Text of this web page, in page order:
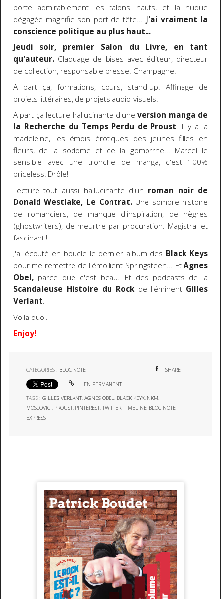
porte admirablement les talons hauts, et la nuque
dégagée magnifie son port de tête... J'ai vraiment la
conscience politique au plus haut...
Jeudi soir, premier Salon du Livre, en tant
qu'auteur.Claquage de bises avec éditeur, directeur
de collection, responsable presse. Champagne.
A part ça, formations, cours, stand-up. Affinage de
projets littéraires, de projets audio-visuels.
A part ça lecture hallucinante d'une version manga de
la Recherche du Temps Perdu de Proust. Il y a la
madeleine, les émois érotiques des jeunes filles en
fleurs, de la sodome et de la gomorrhe... Marcel le
sensible avec une tronche de manga, c'est 100%
priceless! Drôle!
Lecture tout aussi hallucinante d'un roman noir de
Donald Westlake, Le Contrat.Une sombre histoire
de romanciers, de manque d'inspiration, de nègres
(ghostwriters), de meurtre par procuration. Magistral et
fascinant!!!
J'ai écouté en boucle le dernier album des Black Keys
pour me remettre de l'émollient Springsteen... EtAgnes
Obel,parce que c'est beau. Et des podcasts de la
Scandaleuse Histoire du Rockde l'éminent Gilles
Verlant.
Voila quoi.
Enjoy!
CATÉGORIES : BLOC-NOTE SHARE
LIEN PERMANENT
TAGS :GILLES VERLANT,AGNES OBEL, BLACK KEYX, NKM,
MOSCOVICI, PROUST, PINTEREST,TWITTER,TIMELINE, BLOC-NOTE
EXPRESS